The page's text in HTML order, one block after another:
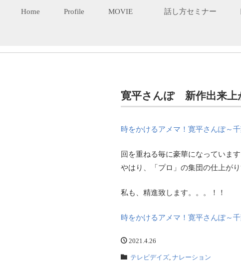
Home Profile MOVIE 話し方セミナー
寛平さんぽ 新作出来上
時をかけるアメマ！寛平さんぽ～
回を重ねる毎に豪華になっています
やはり、「プロ」の集団の仕上がり
私も、精進致します。。。！！
時をかけるアメマ！寛平さんぽ～
2021.4.26
テレビデイズ, ナレーション